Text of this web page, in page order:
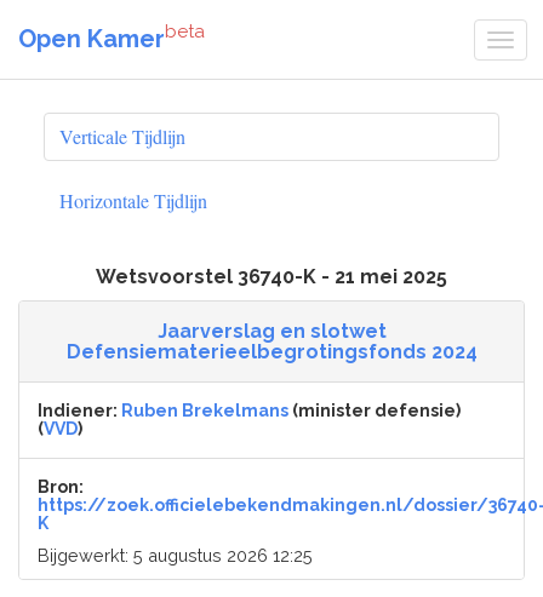
Open Kamerbeta
Verticale Tijdlijn
Horizontale Tijdlijn
Wetsvoorstel 36740-K - 21 mei 2025
Jaarverslag en slotwet
Defensiematerieelbegrotingsfonds 2024
Indiener: Ruben Brekelmans (minister defensie)
(VVD)
Bron:
https://zoek.officielebekendmakingen.nl/dossier/
K
Bijgewerkt: 5 augustus 2026 12:25